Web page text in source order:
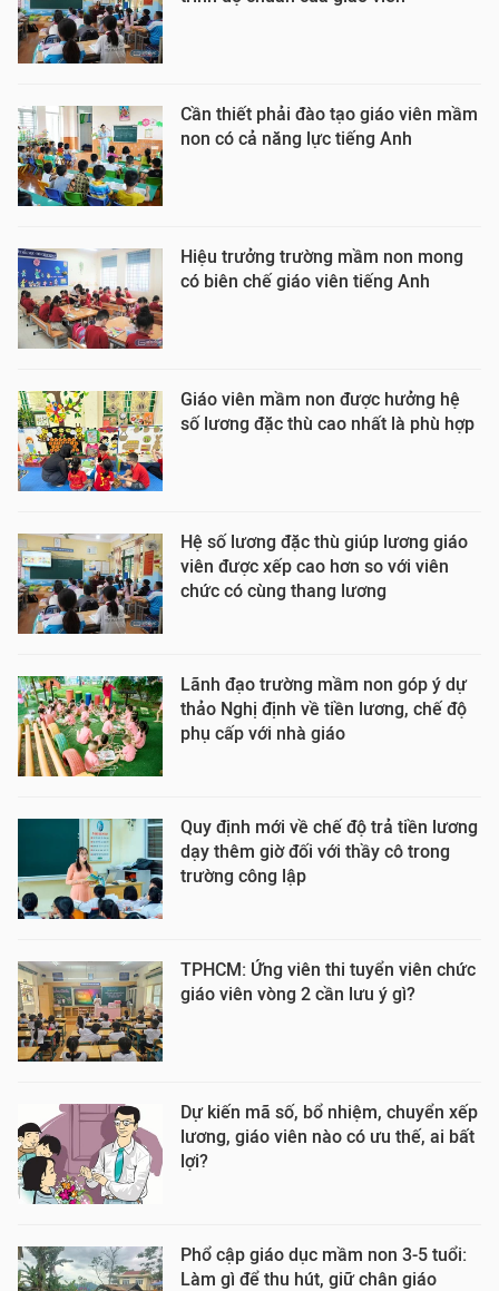
Cần thiết phải đào tạo giáo viên mầm
non có cả năng lực tiếng Anh
Hiệu trưởng trường mầm non mong
có biên chế giáo viên tiếng Anh
Giáo viên mầm non được hưởng hệ
số lương đặc thù cao nhất là phù hợp
Hệ số lương đặc thù giúp lương giáo
viên được xếp cao hơn so với viên
chức có cùng thang lương
Lãnh đạo trường mầm non góp ý dự
thảo Nghị định về tiền lương, chế độ
phụ cấp với nhà giáo
Quy định mới về chế độ trả tiền lương
dạy thêm giờ đối với thầy cô trong
trường công lập
TPHCM: Ứng viên thi tuyển viên chức
giáo viên vòng 2 cần lưu ý gì?
Dự kiến mã số, bổ nhiệm, chuyển xếp
lương, giáo viên nào có ưu thế, ai bất
lợi?
Phổ cập giáo dục mầm non 3-5 tuổi:
Làm gì để thu hút, giữ chân giáo